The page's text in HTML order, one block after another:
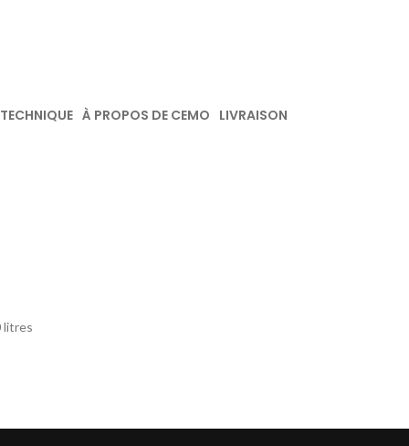
À PROPOS DE CEMO LIVRAISON
litres